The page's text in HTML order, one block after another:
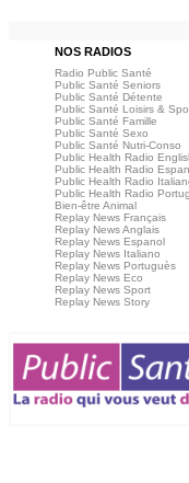
NOS RADIOS
Radio Public Santé
Public Santé Seniors
Public Santé Détente
Public Santé Loisirs &
Public Santé Famille
Public Santé Sexo
Public Santé Nutri-Conso
Public Health Radio
Public Health Radio
Public Health Radio
Public Health Radio
Bien-être Animal
Replay News Français
Replay News Anglais
Replay News Espanol
Replay News Italiano
Replay News Portuguès
Replay News Eco
Replay News Sport
Replay News Story